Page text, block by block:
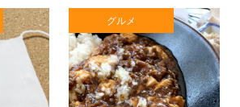
グルメ